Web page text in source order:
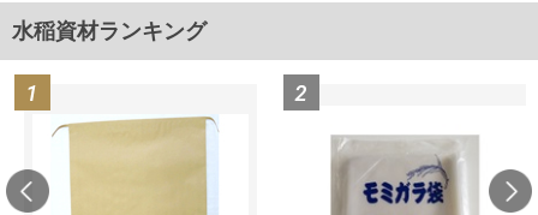
水稲資材ランキング